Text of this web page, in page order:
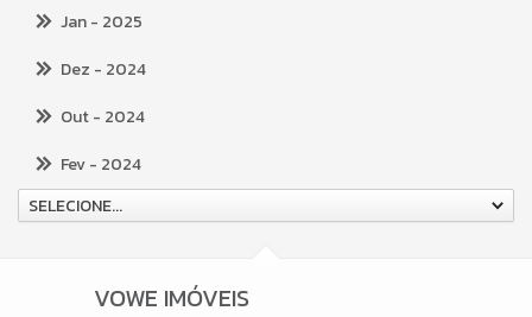
Jan- 2025
Dez - 2024
Out- 2024
Fev- 2024
SELECIONE...
VOWE IMÓVEIS